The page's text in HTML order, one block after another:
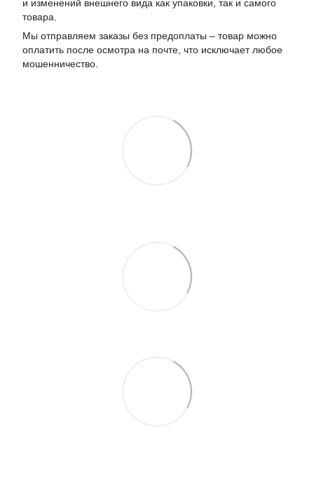
и изменений внешнего вида как упаковки, так и самого
товара.
Мы отправляем заказы без предоплаты – товар можно
оплатить после осмотра на почте, что исключает любое
мошенничество.